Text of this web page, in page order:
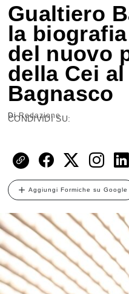
Gualtiero
la
del nuovo
della Cei
Bagnasco
DiRedazione
CONDIVIDI SU:
Aggiungi Formiche su Google